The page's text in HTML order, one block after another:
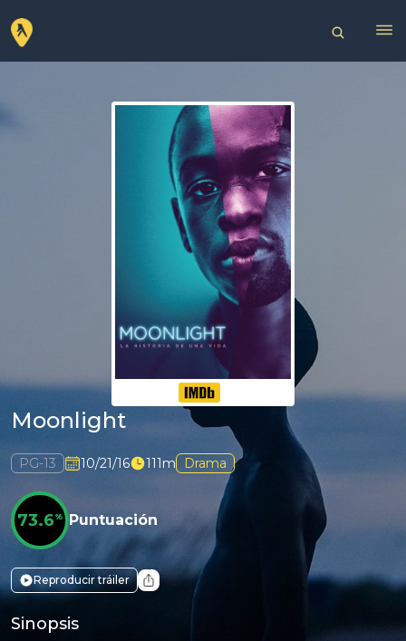
Moonlight
PG-13 10/21/16 111m Drama
73.6% Puntuación
Reproducir tráiler
Sinopsis